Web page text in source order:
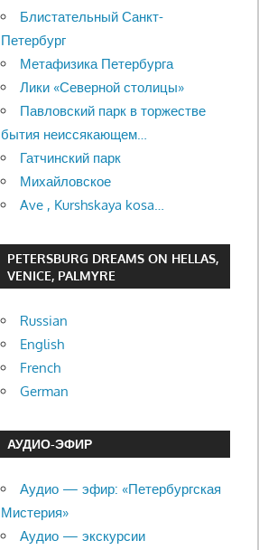
Блистательный Санкт-
Петербург
Метафизика Петербурга
Лики «Северной столицы»
Павловский парк в торжестве
бытия неиссякающем…
Гатчинский парк
Михайловское
Ave , Kurshskaya kosa…
PETERSBURG DREAMS ON HELLAS,
VENICE, PALMYRE
Russian
English
French
German
АУДИО-ЭФИР
Аудио — эфир: «Петербургская
Мистерия»
Аудио — экскурсии